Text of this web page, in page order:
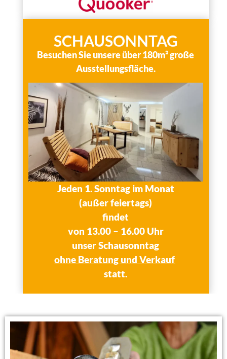
SCHAUSONNTAG
Besuchen Sie unsere über 180m² große
Ausstellungsfläche.
Jeden 1. Sonntag im Monat
(außer feiertags)
findet
von 13.00 – 16.00 Uhr
unserSchausonntag
ohne Beratung und Verkauf
statt.